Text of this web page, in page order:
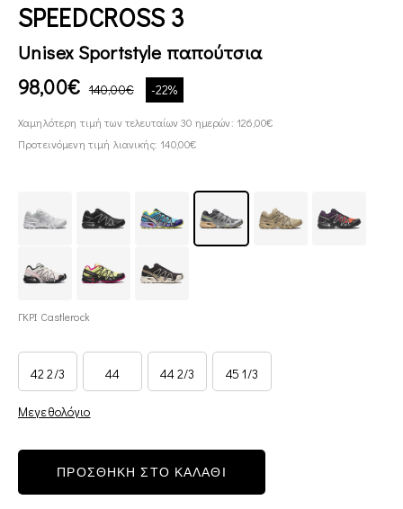
SPEEDCROSS 3
Unisex Sportstyle παπούτσια
98,00€ 140,00€ -22%
Χαμηλότερη τιμή των τελευταίων 30 ημερών: 126,00€
Προτεινόμενη τιμή λιανικής: 140,00€
ΓΚΡΙ Castlerock
42 2/3 44 44 2/3 45 1/3
Μεγεθολόγιο
ΠΡΟΣΘΗΚΗ ΣΤΟ ΚΑΛΑΘΙ